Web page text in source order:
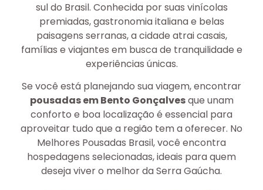
sul do Brasil. Conhecida por suas vinícolas
premiadas, gastronomia italiana e belas
paisagens serranas, a cidade atrai casais,
famílias e viajantes em busca de tranquilidade e
experiências únicas.
Se você está planejando sua viagem, encontrar
pousadas em Bento Gonçalvesque unam
conforto e boa localização é essencial para
aproveitar tudo que a região tem a oferecer. No
Melhores Pousadas Brasil, você encontra
hospedagens selecionadas, ideais para quem
deseja viver o melhor da Serra Gaúcha.